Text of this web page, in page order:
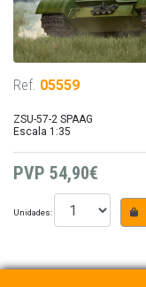
Ref. 05559
ZSU-57-2 SPAAG
Escala 1:35
PVP 54,90€
Unidades: